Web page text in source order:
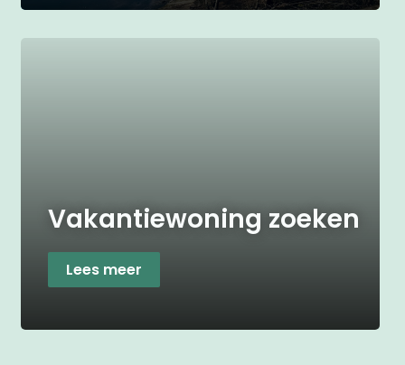
Vakantiewoning zoeken
Lees meer